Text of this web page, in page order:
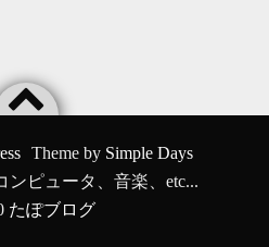
Theme by Simple Days
ンピュータ、音楽、etc...
たぽブログ